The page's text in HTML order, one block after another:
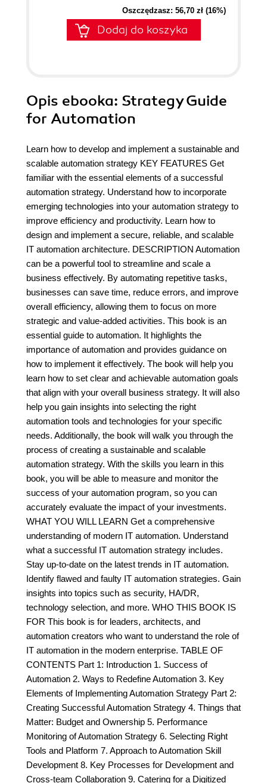
Oszczędzasz: 56,70 zł (16%)
Dodaj do koszyka
Opis ebooka: Strategy Guide
for Automation
Learn how to develop and implement a sustainable and
scalable automation strategy KEY FEATURES Get
familiar with the essential elements of a successful
automation strategy. Understand how to incorporate
emerging technologies into your automation strategy to
improve efficiency and productivity. Learn how to
design and implement a secure, reliable, and scalable
IT automation architecture. DESCRIPTION Automation
can be a powerful tool to streamline and scale a
business effectively. By automating repetitive tasks,
businesses can save time, reduce errors, and improve
overall efficiency, allowing them to focus on more
strategic and value-added activities. This book is an
essential guide to automation. It highlights the
importance of automation and provides guidance on
how to implement it effectively. The book will help you
learn how to set clear and achievable automation goals
that align with your overall business strategy. It will also
help you gain insights into selecting the right
automation tools and technologies for your specific
needs. Additionally, the book will walk you through the
process of creating a sustainable and scalable
automation strategy. With the skills you learn in this
book, you will be able to measure and monitor the
success of your automation program, so you can
accurately evaluate the impact of your investments.
WHAT YOU WILL LEARN Get a comprehensive
understanding of modern IT automation. Understand
what a successful IT automation strategy includes.
Stay up-to-date on the latest trends in IT automation.
Identify flawed and faulty IT automation strategies. Gain
insights into topics such as security, HA/DR,
technology selection, and more. WHO THIS BOOK IS
FOR This book is for leaders, architects, and
automation creators who want to understand the role of
IT automation in the modern enterprise. TABLE OF
CONTENTS Part 1: Introduction 1. Success of
Automation 2. Ways to Redefine Automation 3. Key
Elements of Implementing Automation Strategy Part 2:
Creating Successful Automation Strategy 4. Things that
Matter: Budget and Ownership 5. Performance
Monitoring of Automation Strategy 6. Selecting Right
Tools and Platform 7. Approach to Automation Skill
Development 8. Key Processes for Development and
Cross-team Collaboration 9. Catering for a Digitized